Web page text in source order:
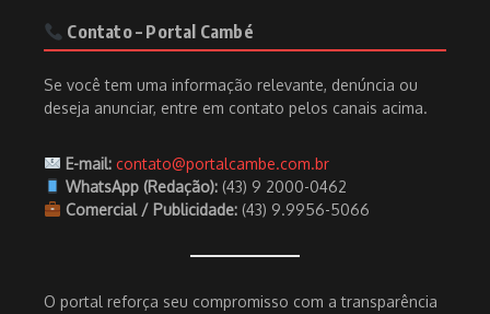
Contato – Portal Cambé
Se você tem uma informação relevante, denúncia ou
deseja anunciar, entre em contato pelos canais acima.
E-mail: contato@portalcambe.com.br
WhatsApp (Redação):(43) 9 2000-0462
Comercial / Publicidade:(43) 9.9956-5066
O portal reforça seu compromisso com a transparência